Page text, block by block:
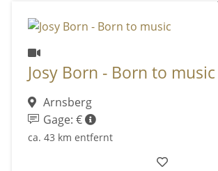
Josy Born - Born to music
Arnsberg
Gage: €
ca. 43 km entfernt